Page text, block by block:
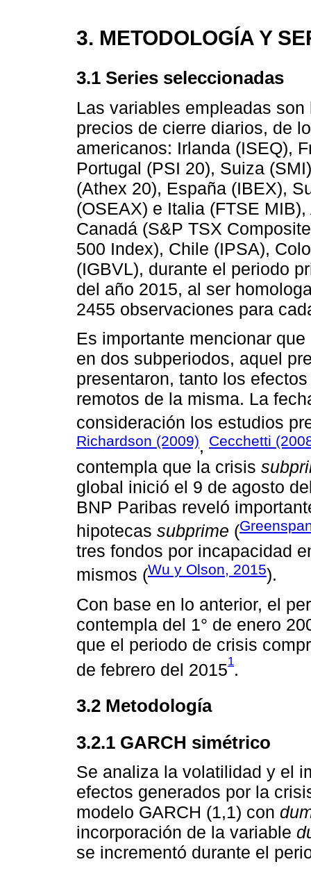
3. METODOLOGÍA Y
3.1 Series seleccionadas
Las variables empleadas
precios de cierre diarios, de
americanos: Irlanda (ISEQ),
Portugal (PSI 20), Suiza
(Athex 20), España (IBEX),
(OSEAX) e Italia (FTSE
Canadá (S&P TSX
500 Index), Chile (IPSA),
(IGBVL), durante el periodo
del año 2015, al ser
2455 observaciones para
Es importante mencionar
en dos subperiodos, aquel
presentaron, tanto los
remotos de la misma. La
consideración los estudios
Richardson (2009), Cecchetti
contempla que la crisis
global inició el 9 de agosto
BNP Paribas reveló
hipotecas subprime (
tres fondos por incapacidad
mismos (Wu y Olson, 2015).
Con base en lo anterior, el
contempla del 1° de enero
que el periodo de crisis
de febrero del 20151.
3.2 Metodología
3.2.1 GARCH simétrico
Se analiza la volatilidad y el
efectos generados por la
modelo GARCH (1,1) con
incorporación de la variable
se incrementó durante el